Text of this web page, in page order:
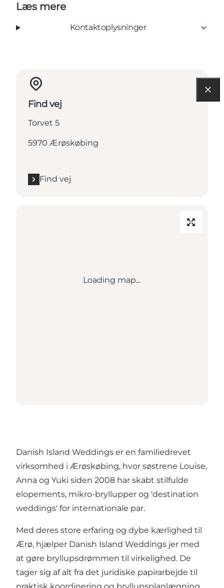
Læs mere
Kontaktoplysninger
Find vej
Torvet 5
5970 Ærøskøbing
Find vej
Loading map...
Danish Island Weddings er en familiedrevet
virksomhed i Ærøskøbing, hvor søstrene Louise,
Anna og Yuki siden 2008 har skabt stilfulde
elopements, mikro-bryllupper og 'destination
weddings' for internationale par.
Med deres store erfaring og dybe kærlighed til
Ærø, hjælper Danish Island Weddings jer med
at gøre bryllupsdrømmen til virkelighed. De
tager sig af alt fra det juridiske papirarbejde til